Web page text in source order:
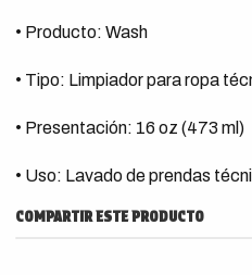
• Producto: Wash
• Tipo: Limpiador para ropa
• Presentación: 16 oz (473 ml)
• Uso: Lavado de prendas
COMPARTIR ESTE PRODUCTO